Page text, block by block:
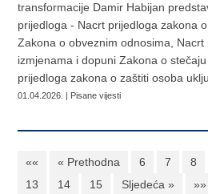
transformacije Damir Habijan
prijedloga - Nacrt prijedloga zakona
Zakona o obveznim odnosima,
izmjenama i dopuni Zakona o
prijedloga zakona o zaštiti osoba
01.04.2026. | Pisane vijesti
«« « Prethodna 6 7 8
13
14 15 Sljedeća » »»